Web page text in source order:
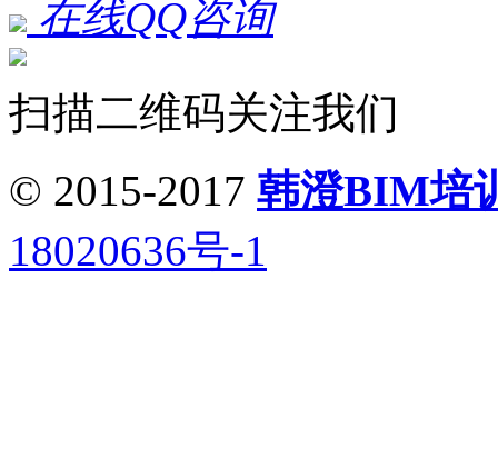
在线QQ咨询
扫描二维码关注我们
© 2015-2017 韩澄BIM培
18020636号-1